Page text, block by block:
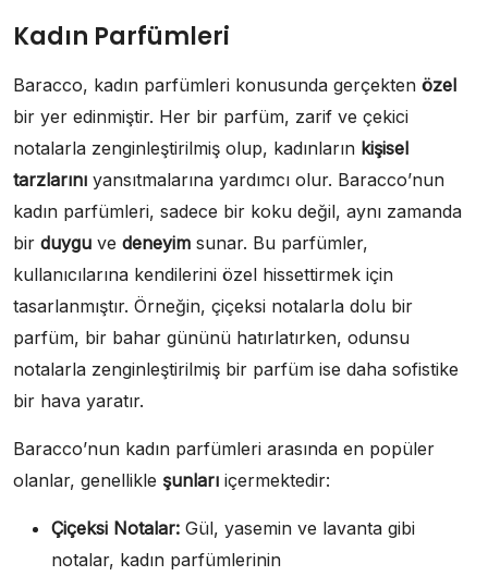
Kadın Parfümleri
Baracco, kadın parfümleri konusunda gerçekten özel
bir yer edinmiştir. Her bir parfüm, zarif ve çekici
notalarla zenginleştirilmiş olup, kadınların kişisel
tarzlarını yansıtmalarına yardımcı olur. Baracco’nun
kadın parfümleri, sadece bir koku değil, aynı zamanda
bir duygu ve deneyim sunar. Bu parfümler,
kullanıcılarına kendilerini özel hissettirmek için
tasarlanmıştır. Örneğin, çiçeksi notalarla dolu bir
parfüm, bir bahar gününü hatırlatırken, odunsu
notalarla zenginleştirilmiş bir parfüm ise daha sofistike
bir hava yaratır.
Baracco’nun kadın parfümleri arasında en popüler
olanlar, genellikle şunları içermektedir:
Çiçeksi Notalar: Gül, yasemin ve lavanta gibi
notalar, kadın parfümlerinin